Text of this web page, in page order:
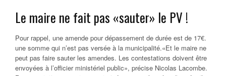
Le maire ne fait pas «sauter» le PV !
Pour rappel, une amende pour dépassement de durée est de 17€.
une somme qui n’est pas versée à la municipalité.«Et le maire ne
peut pas faire sauter les amendes. Les contestations doivent être
envoyées à l’officier ministériel public», précise Nicolas Lacombe.